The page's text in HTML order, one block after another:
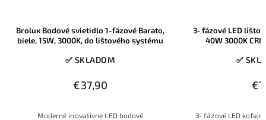
Brolux Bodové svietidlo 1-fázové Barato,
biele, 15W, 3000K, do lištového systému
✅ SKLADOM
€37,90
Moderné inovatívne LED bodové
3‑fázové LED
40W 3000K
✅
3‑fázové LED